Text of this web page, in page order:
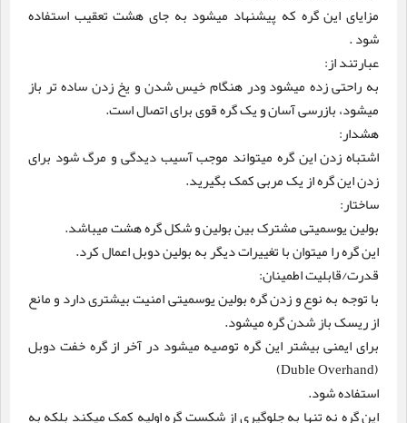
مزایای این گره که پیشنهاد میشود به جای هشت تعقیب استفاده
شود .
عبارتند از:
به راحتی زده میشود ودر هنگام خیس شدن و یخ زدن ساده تر باز
میشود، بازرسی آسان و یک گره قوی برای اتصال است.
هشدار:
اشتباه زدن این گره میتواند موجب آسیب دیدگی و مرگ شود برای
زدن این گره از یک مربی کمک بگیرید.
ساختار:
بولین یوسمیتی مشترک بین بولین و شکل گره هشت میباشد.
این گره را میتوان با تغییرات دیگر به بولین دوبل اعمال کرد.
قدرت/قابلیت اطمینان:
با توجه به نوع و زدن گره بولین یوسمیتی امنیت بیشتری دارد و مانع
از ریسک باز شدن گره میشود.
برای ایمنی بیشتر این گره توصیه میشود در آخر از گره خفت دوبل
(Duble Overhand)
استفاده شود.
این گره نه تنها به جلوگیری از شکست گره اولیه کمک میکند بلکه به